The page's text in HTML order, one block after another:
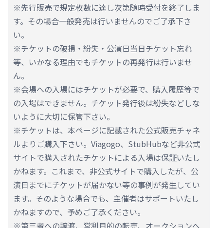
※先行販売で規定枚数に達し次第随時受付を終了しま
す。その場合一般発売は行いませんのでご了承下さ
い。
※チケットの破損・紛失・公演日当日チケット忘れ
等、いかなる理由でもチケットの再発行は行いませ
ん。
※会場への入場にはチケットが必要で、購入履歴等で
の入場はできません。チケット発行後は紛失などしな
いように大切に保管下さい。
※チケットは、本ページに記載された公式販売チャネ
ルよりご購入下さい。Viagogo、StubHubなど非公式
サイトで購入されたチケットによる入場は保証いたし
かねます。これまで、非公式サイトで購入したが、公
演日までにチケットが届かない等の事例が発生してい
ます。そのような場合でも、主催者はサポートいたし
かねますので、予めご了承ください。
※第三者への譲渡、営利目的の転売、オークションへ